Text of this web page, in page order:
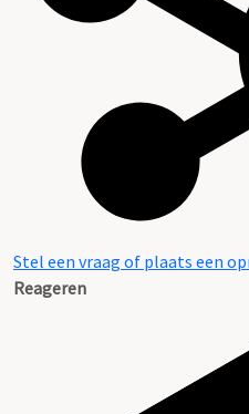
Stel een vraag of plaats een
Reageren